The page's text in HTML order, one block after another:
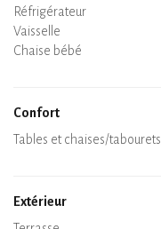
Réfrigérateur
Vaisselle
Lave-vaisselle
Chaise bébé
Confort
Spa
Sauna privatif
Tables et chaises/tabourets
Extérieur